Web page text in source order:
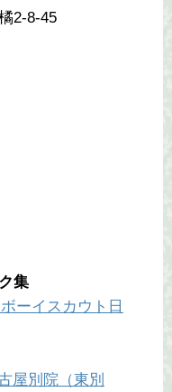
2-8-45
集
ーイスカウト日
屋別院（東別